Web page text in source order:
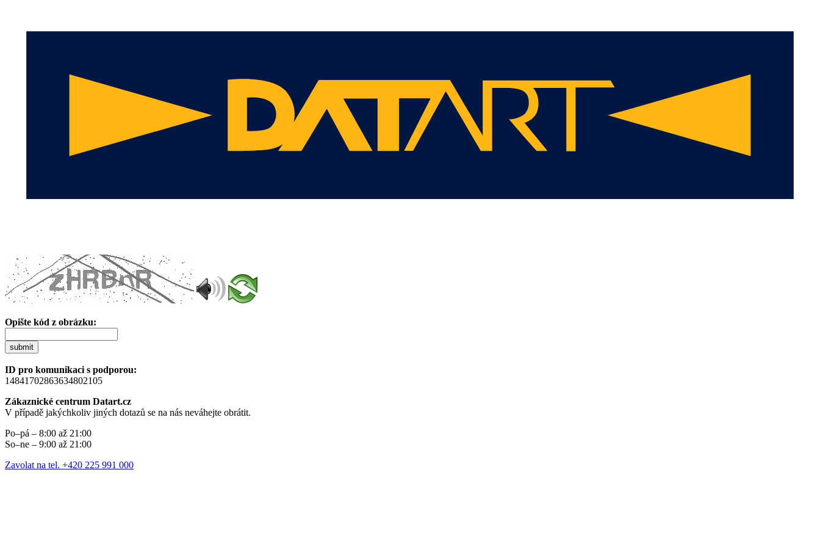
Opište kód z obrázku:
submit
ID pro komunikaci s podporou:
14841702863634802105
Zákaznické centrum Datart.cz
V případě jakýchkoliv jiných dotazů se na nás neváhejte obrátit.
Po–pá – 8:00 až 21:00
So–ne – 9:00 až 21:00
Zavolat na tel. +420 225 991 000